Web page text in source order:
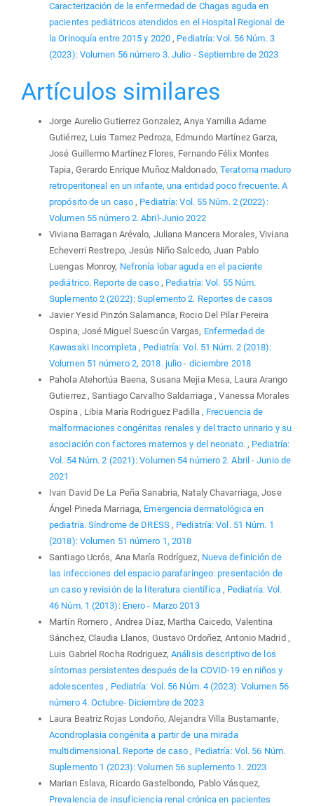
Caracterización de la enfermedad de Chagas aguda en
pacientes pediátricos atendidos en el Hospital Regional de
la Orinoquía entre 2015 y 2020, Pediatría: Vol. 56 Núm. 3
(2023): Volumen 56 número 3. Julio - Septiembre de 2023
Artículos similares
Jorge Aurelio Gutierrez Gonzalez, Anya Yamilia Adame
Gutiérrez, Luis Tamez Pedroza, Edmundo Martínez Garza,
José Guillermo Martínez Flores, Fernando Félix Montes
Tapia, Gerardo Enrique Muñoz Maldonado,Teratoma maduro
retroperitoneal en un infante, una entidad poco frecuente. A
propósito de un caso , Pediatría: Vol. 55 Núm. 2 (2022):
Volumen 55 número 2. Abril-Junio 2022
Viviana Barragan Arévalo, Juliana Mancera Morales, Viviana
Echeverri Restrepo, Jesús Niño Salcedo, Juan Pablo
Luengas Monroy, Nefronía lobar aguda en el paciente
pediátrico. Reporte de caso , Pediatría: Vol. 55 Núm.
Suplemento 2 (2022): Suplemento 2. Reportes de casos
Javier Yesid Pinzón Salamanca, Rocio Del Pilar Pereira
Ospina, José Miguel Suescún Vargas, Enfermedad de
Kawasaki Incompleta , Pediatría: Vol. 51 Núm. 2 (2018):
Volumen 51 número 2, 2018. julio - diciembre 2018
Pahola Atehortúa Baena, Susana Mejia Mesa, Laura Arango
Gutierrez , Santiago Carvalho Saldarriaga , Vanessa Morales
Ospina , Libia María Rodriguez Padilla , Frecuencia de
malformaciones congénitas renales y del tracto urinario y su
asociación con factores maternos y del neonato. , Pediatría:
Vol. 54 Núm. 2 (2021): Volumen 54 número 2. Abril - Junio de
2021
Ivan David De La Peña Sanabria, Nataly Chavarriaga, Jose
Ángel Pineda Marriaga, Emergencia dermatológica en
pediatría. Síndrome de DRESS , Pediatría: Vol. 51 Núm. 1
(2018): Volumen 51 número 1, 2018
Santiago Ucrós, Ana María Rodríguez, Nueva definición de
las infecciones del espacio parafaríngeo: presentación de
un caso y revisión de la literatura científica , Pediatría: Vol.
46 Núm. 1 (2013): Enero - Marzo 2013
Martín Romero , Andrea Díaz, Martha Caicedo, Valentina
Sánchez, Claudia Llanos, Gustavo Ordoñez, Antonio Madrid ,
Luis Gabriel Rocha Rodriguez,Análisis descriptivo de los
síntomas persistentes después de la COVID-19 en niños y
adolescentes , Pediatría: Vol. 56 Núm. 4 (2023): Volumen 56
número 4. Octubre- Diciembre de 2023
Laura Beatriz Rojas Londoño, Alejandra Villa Bustamante,
Acondroplasia congénita a partir de una mirada
multidimensional. Reporte de caso , Pediatría: Vol. 56 Núm.
Suplemento 1 (2023): Volumen 56 suplemento 1. 2023
Marian Eslava, Ricardo Gastelbondo, Pablo Vásquez,
Prevalencia de insuficiencia renal crónica en pacientes